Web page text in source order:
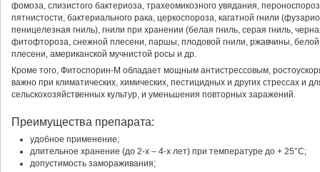
фомоза, слизистого бактериоза, трахеомикозного увядания,
пятнистости, бактериального рака, церкоспороза, кагатной гнили
пеницелезная гниль), гнили при хранении (белая гниль, серая гниль,
фитофтороза, снежной плесени, паршы, плодовой гнили, ржавчины, белой
плесени, американской мучнистой росы и др.
Кроме того, Фитоспорин-М обладает мощным антистрессовым,
важно при климатических, химических, пестицидных и других стрессах и
сельскохозяйственных культур, и уменьшения повторных заражений.
Преимущества препарата:
удобное применение;
длительное хранение (до 2-х – 4-х лет) при температуре до + 25°С;
допустимость замораживания;